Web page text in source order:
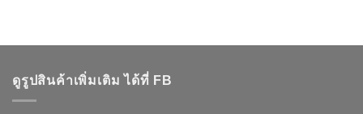
ดูรูปสินค้าเพิ่มเติม ได้ที่ FB